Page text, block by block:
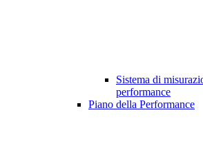
Sistema di
performance
Piano della Performance